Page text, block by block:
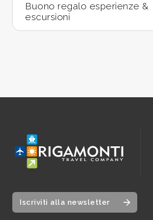
Buono regalo esperienze &
escursioni
Iscriviti alla newsletter